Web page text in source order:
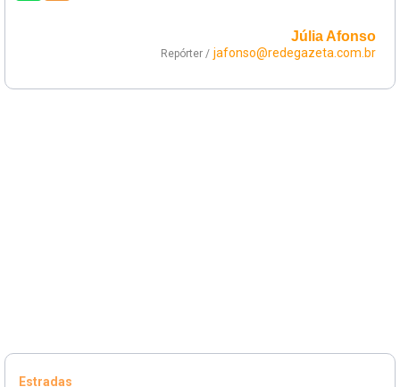
Júlia Afonso
Repórter / jafonso@redegazeta.com.br
Estradas